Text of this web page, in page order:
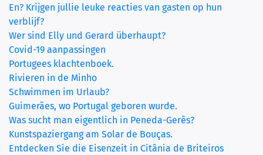
En? Krijgen jullie leuke reacties van gasten op hun
verblijf?
Wer sind Elly und Gerard überhaupt?
Covid-19 aanpassingen
Portugees klachtenboek.
Rivieren in de Minho
Schwimmen im Urlaub?
Guimerães, wo Portugal geboren wurde.
Was sucht man eigentlich in Peneda-Gerês?
Kunstspaziergang am Solar de Bouças.
Entdecken Sie die Eisenzeit in Citânia de Briteiros